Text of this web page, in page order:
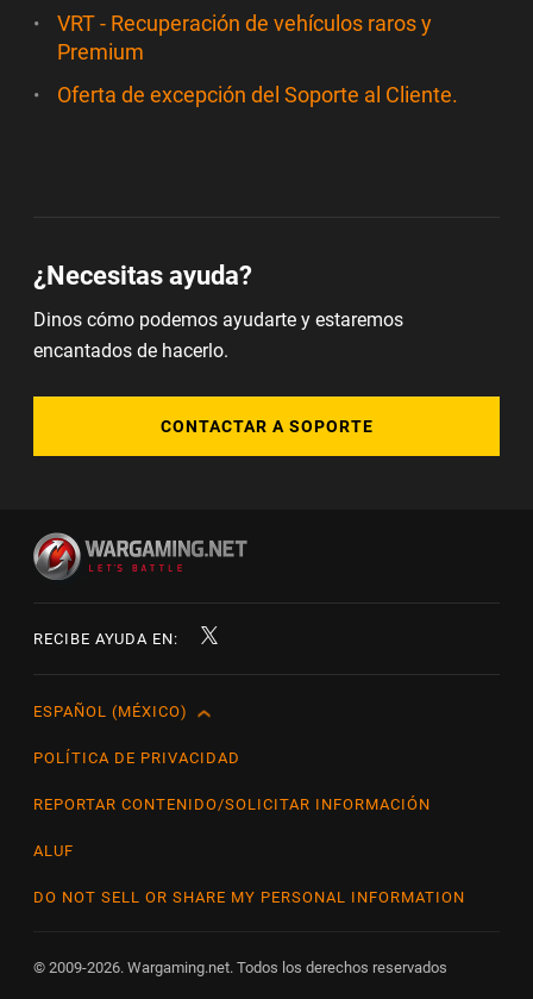
VRT - Recuperación de vehículos raros y
Premium
Oferta de excepción del Soporte al Cliente.
¿Necesitas ayuda?
Dinos cómo podemos ayudarte y estaremos
encantados de hacerlo.
CONTACTAR A SOPORTE
RECIBE AYUDA EN:
English
Čeština
Français
ESPAÑOL (MÉXICO)
POLÍTICA DE PRIVACIDAD
REPORTAR CONTENIDO/SOLICITAR INFORMACIÓN
ALUF
DO NOT SELL OR SHARE MY PERSONAL INFORMATION
© 2009-2026. Wargaming.net. Todos los derechos reservados